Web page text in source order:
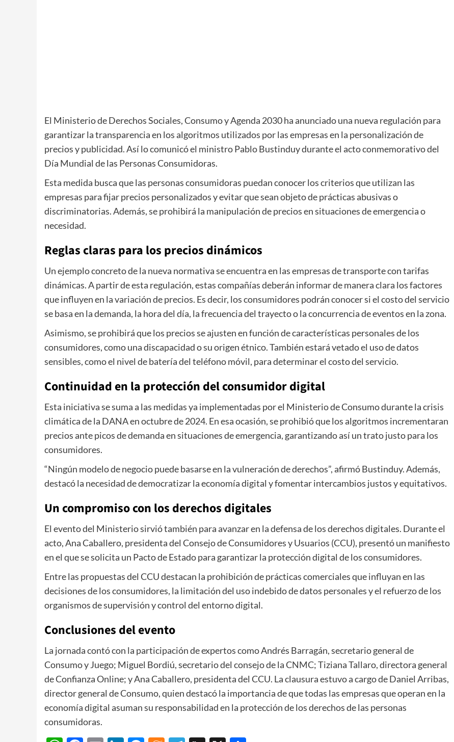
El Ministerio de Derechos Sociales, Consumo y Agenda 2030 ha anunciado una nueva regulación para
garantizar la transparencia en los algoritmos utilizados por las empresas en la personalización de
precios y publicidad. Así lo comunicó el ministro Pablo Bustinduy durante el acto conmemorativo del
Día Mundial de las Personas Consumidoras.
Esta medida busca que las personas consumidoras puedan conocer los criterios que utilizan las
empresas para fijar precios personalizados y evitar que sean objeto de prácticas abusivas o
discriminatorias. Además, se prohibirá la manipulación de precios en situaciones de emergencia o
necesidad.
Reglas claras para los precios dinámicos
Un ejemplo concreto de la nueva normativa se encuentra en las empresas de transporte con tarifas
dinámicas. A partir de esta regulación, estas compañías deberán informar de manera clara los factores
que influyen en la variación de precios. Es decir, los consumidores podrán conocer si el costo del servicio
se basa en la demanda, la hora del día, la frecuencia del trayecto o la concurrencia de eventos en la zona.
Asimismo, se prohibirá que los precios se ajusten en función de características personales de los
consumidores, como una discapacidad o su origen étnico. También estará vetado el uso de datos
sensibles, como el nivel de batería del teléfono móvil, para determinar el costo del servicio.
Continuidad en la protección del consumidor digital
Esta iniciativa se suma a las medidas ya implementadas por el Ministerio de Consumo durante la crisis
climática de la DANA en octubre de 2024. En esa ocasión, se prohibió que los algoritmos incrementaran
precios ante picos de demanda en situaciones de emergencia, garantizando así un trato justo para los
consumidores.
“Ningún modelo de negocio puede basarse en la vulneración de derechos”, afirmó Bustinduy. Además,
destacó la necesidad de democratizar la economía digital y fomentar intercambios justos y equitativos.
Un compromiso con los derechos digitales
El evento del Ministerio sirvió también para avanzar en la defensa de los derechos digitales. Durante el
acto, Ana Caballero, presidenta del Consejo de Consumidores y Usuarios (CCU), presentó un manifiesto
en el que se solicita un Pacto de Estado para garantizar la protección digital de los consumidores.
Entre las propuestas del CCU destacan la prohibición de prácticas comerciales que influyan en las
decisiones de los consumidores, la limitación del uso indebido de datos personales y el refuerzo de los
organismos de supervisión y control del entorno digital.
Conclusiones del evento
La jornada contó con la participación de expertos como Andrés Barragán, secretario general de
Consumo y Juego; Miguel Bordiú, secretario del consejo de la CNMC; Tiziana Tallaro, directora general
de Confianza Online; y Ana Caballero, presidenta del CCU. La clausura estuvo a cargo de Daniel Arribas,
director general de Consumo, quien destacó la importancia de que todas las empresas que operan en la
economía digital asuman su responsabilidad en la protección de los derechos de las personas
consumidoras.